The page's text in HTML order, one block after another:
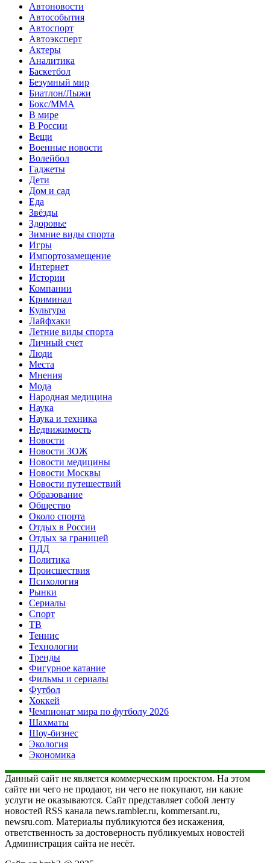
Автоновости
Автособытия
Автоспорт
Автоэксперт
Актеры
Аналитика
Баскетбол
Безумный мир
Биатлон/Лыжи
Бокс/MMA
В мире
В России
Вещи
Военные новости
Волейбол
Гаджеты
Дети
Дом и сад
Еда
Звёзды
Здоровье
Зимние виды спорта
Игры
Импортозамещение
Интернет
Истории
Компании
Криминал
Культура
Лайфхаки
Летние виды спорта
Личный счет
Люди
Места
Мнения
Мода
Народная медицина
Наука
Наука и техника
Недвижимость
Новости
Новости ЗОЖ
Новости медицины
Новости Москвы
Новости путешествий
Образование
Общество
Около спорта
Отдых в России
Отдых за границей
ПДД
Политика
Происшествия
Психология
Рынки
Сериалы
Спорт
ТВ
Теннис
Технологии
Тренды
Фигурное катание
Фильмы и сериалы
Футбол
Хоккей
Чемпионат мира по футболу 2026
Шахматы
Шоу-бизнес
Экология
Экономика
Данный сайт не является коммерческим проектом. На этом
сайте ни чего не продают, ни чего не покупают, ни какие
услуги не оказываются. Сайт представляет собой ленту
новостей RSS канала news.rambler.ru, kommersant.ru,
newsru.com. Материалы публикуются без искажения,
ответственность за достоверность публикуемых новостей
Администрация сайта не несёт.